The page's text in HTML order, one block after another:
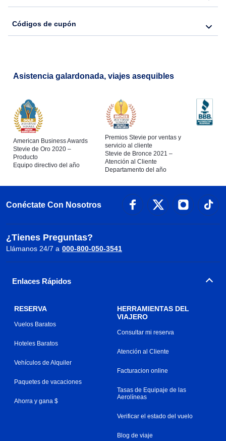
Códigos de cupón
Asistencia galardonada, viajes asequibles
American Business Awards
Stevie de Oro 2020 –
Producto
Equipo directivo del año
Premios Stevie por ventas y
servicio al cliente
Stevie de Bronce 2021 –
Atención al Cliente
Departamento del año
Conéctate Con Nosotros
¿Tienes Preguntas?
Llámanos 24/7 a 000-800-050-3541
Enlaces Rápidos
RESERVA
Vuelos Baratos
Hoteles Baratos
Vehículos de Alquiler
Paquetes de vacaciones
Ahorra y gana $
HERRAMIENTAS DEL
VIAJERO
Consultar mi reserva
Atención al Cliente
Facturacion online
Tasas de Equipaje de las
Aerolíneas
Verificar el estado del vuelo
Blog de viaje